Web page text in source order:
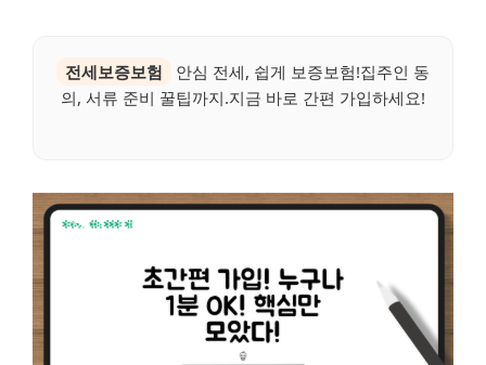
전세보증보험
안심 전세, 쉽게 보증보험!집주인 동
의, 서류 준비 꿀팁까지.지금 바로 간편 가입하세요!